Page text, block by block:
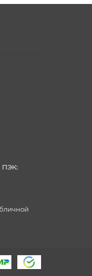
ПЭК: